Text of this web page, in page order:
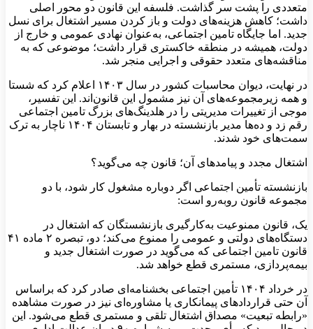
متعددی را پشت سر گذاشت. فلسفه این قانون دو محور اصلی
داشت؛ کاهش هزینه‌های دولت و باز کردن مسیر اشتغال برای نسل
جدید. اما جایگاه تامین اجتماعی، به‌عنوان نهادی عمومی و خارج از
دولت، همیشه در منطقه خاکستری قرار داشت؛ موضوعی که به
مناقشه‌های متعدد حقوقی و اجرایی منجر شد.
در نهایت، دیوان محاسبات کشور در سال ۱۴۰۳ اعلام کرد که شستا
و همه زیرمجموعه‌های آن نیز مشمول این قانون‌اند. این تفسیر،
موجی از تغییرات مدیریتی را در هلدینگ‌های بزرگ تامین اجتماعی
رقم زد و ده‌ها مدیر بازنشسته در بهار و تابستان ۱۴۰۴ ناچار به ترک
سمت‌های خود شدند.
اشتغال مجدد و پیامدهای آن؛ قانون چه می‌گوید؟
بازنشسته تأمین اجتماعی اگر دوباره مشغول کار شود، با دو
مجموعه قانون روبه‌رو است:
یک، قانون ممنوعیت به‌کارگیری بازنشستگان که اشتغال در
دستگاه‌های دولتی و عمومی را ممنوع می‌کند؛ دو، تبصره ۲ ماده ۴۱
قانون تامین اجتماعی که می‌گوید در صورت اشتغال جدید و
بیمه‌پردازی، مستمری قطع خواهد شد.
در خرداد ۱۴۰۴ تأمین اجتماعی بخشنامه‌ای صادر کرد که براساس
آن حتی قراردادهای پیمانکاری یا مشاوره‌ای نیز در صورت مشاهده
«رابطه تبعیت» مصداق اشتغال تلقی و مستمری قطع می‌شود. این